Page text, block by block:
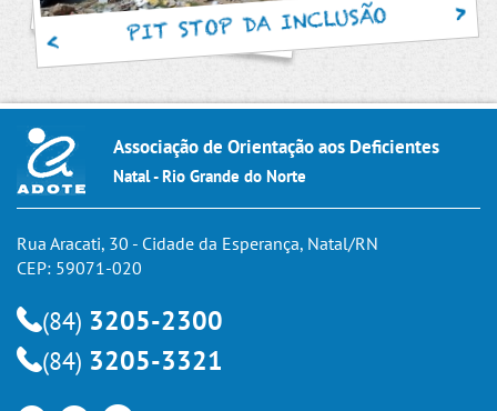
PIT STOP DA INCLUSÃO
Associação de Orientação aos Deficientes
Natal - Rio Grande do Norte
Rua Aracati, 30 - Cidade da Esperança, Natal/RN
CEP: 59071-020
(84) 3205-2300
(84) 3205-3321